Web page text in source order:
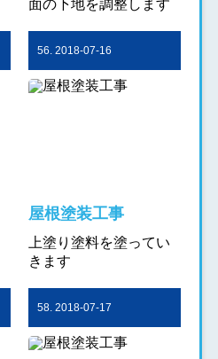
面の下地を調整します
56. 2018-07-16
屋根塗装工事
上塗り塗料を塗ってい
きます
58. 2018-07-17